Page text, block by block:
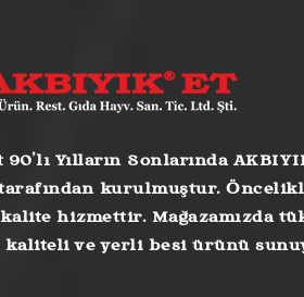
90’lı Yılların Sonlarında
kurulmuştur.
kalite hizmettir. Mağazamızda
kaliteli ve yerli besi ürünü